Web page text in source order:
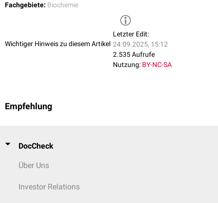
Fachgebiete: Biochemie
Wichtiger Hinweis zu diesem Artikel
Letzter Edit:
24.09.2025, 15:12
2.535 Aufrufe
Nutzung: BY-NC-SA
Empfehlung
DocCheck
Über Uns
Investor Relations